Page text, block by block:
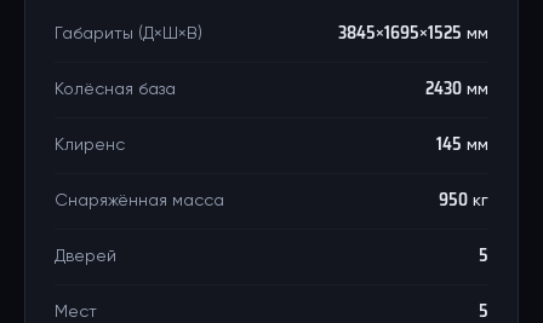
Габариты (Д×Ш×В) 3845×1695×1525 мм
Колёсная база 2430 мм
Клиренс 145 мм
Снаряжённая масса 950 кг
Дверей 5
Мест 5